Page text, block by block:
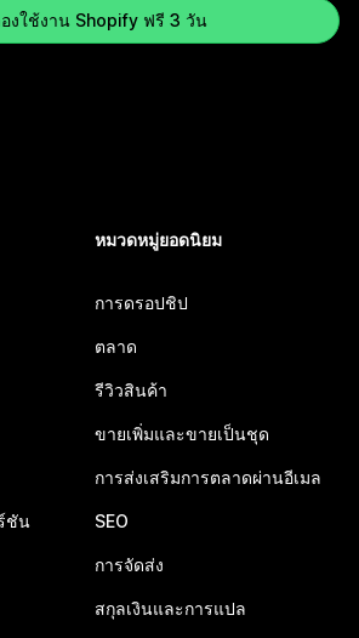
งใช้งาน Shopify ฟรี 3 วัน
ชัน
หมวดหมู่ยอดนิยม
การดรอปชิป
ตลาด
รีวิวสินค้า
ขายเพิ่มและขายเป็นชุด
การส่งเสริมการตลาดผ่านอีเมล
SEO
การจัดส่ง
สกุลเงินและการแปล